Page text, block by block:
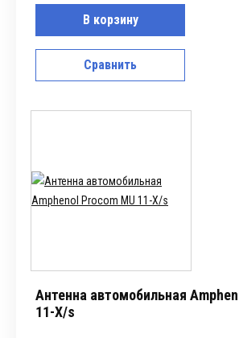
В корзину
Сравнить
Антенна автомобильная
11-X/s